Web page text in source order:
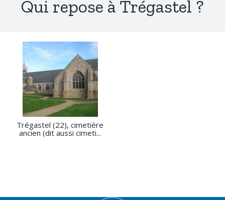
Qui repose à Trégastel ?
Trégastel (22), cimetière
ancien (dit aussi cimeti...